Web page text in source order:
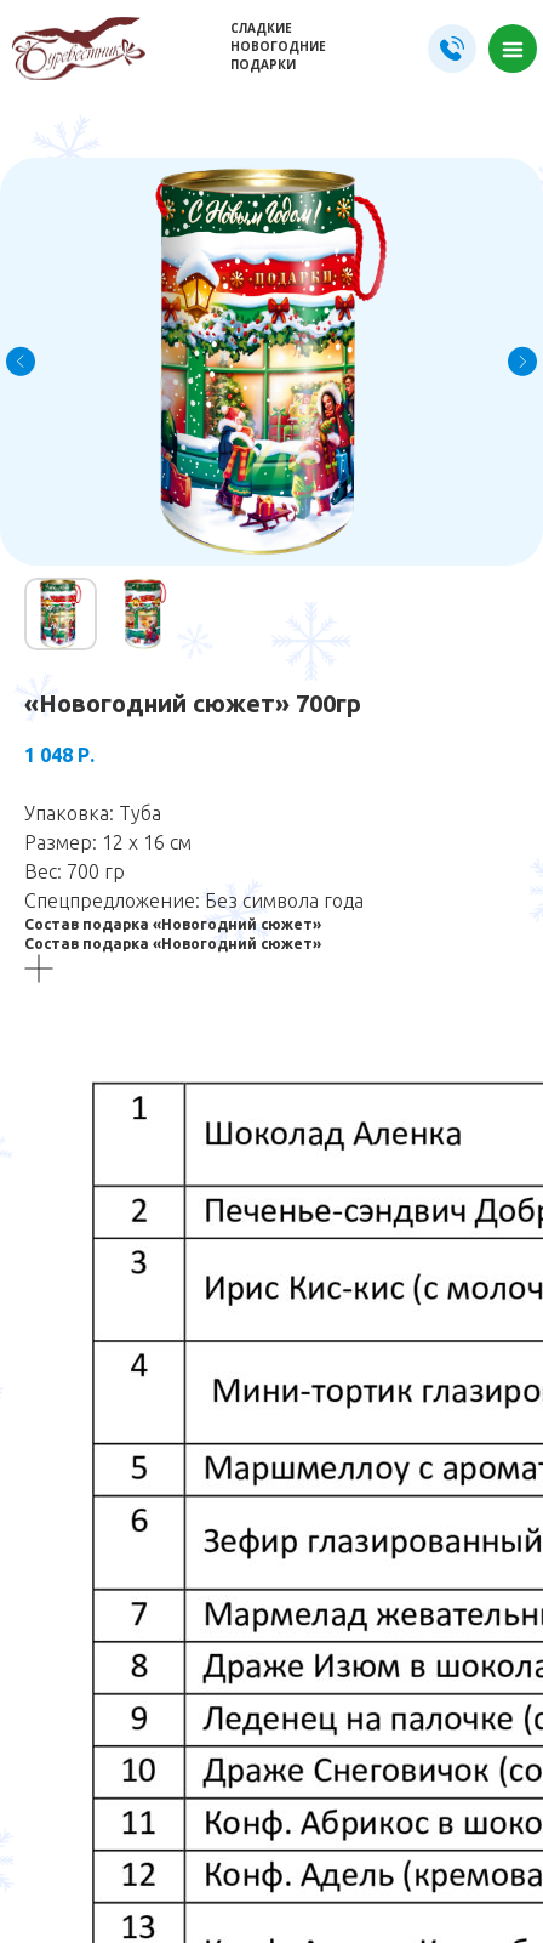
СЛАДКИЕ
НОВОГОДНИЕ
ПОДАРКИ
«Новогодний сюжет» 700гр
1 048 Р.
Упаковка: Туба
Размер: 12 х 16 см
Вес: 700 гр
Спецпредложение: Без символа года
Состав подарка «Новогодний сюжет»
Состав подарка «Новогодний сюжет»